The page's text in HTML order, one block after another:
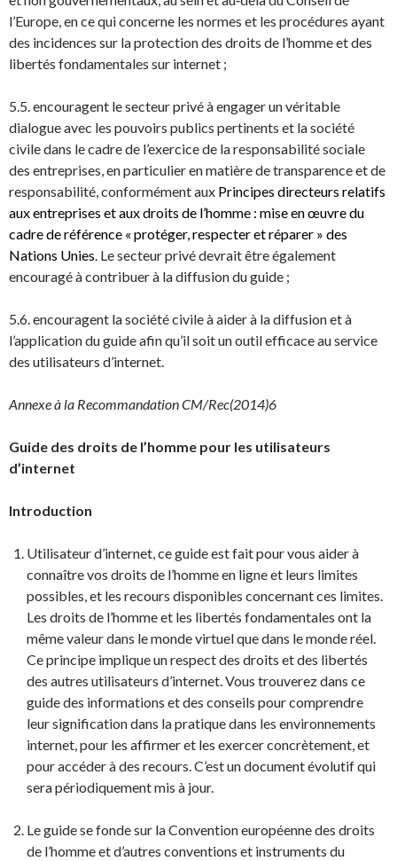
l’Europe, en ce qui concerne les normes et les procédures ayant
des incidences sur la protection des droits de l’homme et des
libertés fondamentales sur internet ;
5.5. encouragent le secteur privé à engager un véritable
dialogue avec les pouvoirs publics pertinents et la société
civile dans le cadre de l’exercice de la responsabilité sociale
des entreprises, en particulier en matière de transparence et de
responsabilité, conformément aux Principes directeurs relatifs
aux entreprises et aux droits de l’homme : mise en œuvre du
cadre de référence « protéger, respecter et réparer » des
Nations Unies. Le secteur privé devrait être également
encouragé à contribuer à la diffusion du guide ;
5.6. encouragent la société civile à aider à la diffusion et à
l’application du guide afin qu’il soit un outil efficace au service
des utilisateurs d’internet.
Annexe à la Recommandation CM/Rec(2014)6
Guide des droits de l’homme pour les utilisateurs
d’internet
Introduction
Utilisateur d’internet, ce guide est fait pour vous aider à
connaître vos droits de l’homme en ligne et leurs limites
possibles, et les recours disponibles concernant ces limites.
Les droits de l’homme et les libertés fondamentales ont la
même valeur dans le monde virtuel que dans le monde réel.
Ce principe implique un respect des droits et des libertés
des autres utilisateurs d’internet. Vous trouverez dans ce
guide des informations et des conseils pour comprendre
leur signification dans la pratique dans les environnements
internet, pour les affirmer et les exercer concrètement, et
pour accéder à des recours. C’est un document évolutif qui
sera périodiquement mis à jour.
Le guide se fonde sur la Convention européenne des droits
de l’homme et d’autres conventions et instruments du